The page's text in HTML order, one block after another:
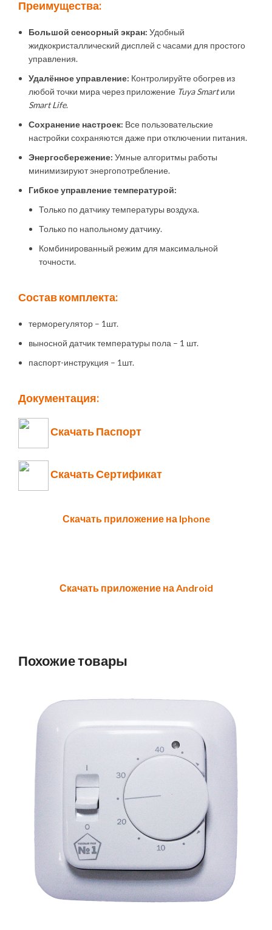
Преимущества:
Большой сенсорный экран: Удобный
жидкокристаллический дисплей с часами для простого
управления.
Удалённое управление: Контролируйте обогрев из
любой точки мира через приложение Tuya Smartили
Smart Life.
Сохранение настроек: Все пользовательские
настройки сохраняются даже при отключении питания.
Энергосбережение: Умные алгоритмы работы
минимизируют энергопотребление.
Гибкое управление температурой:
Только по датчику температуры воздуха.
Только по напольному датчику.
Комбинированный режим для максимальной
точности.
Состав комплекта:
терморегулятор – 1шт.
выносной датчик температуры пола – 1 шт.
паспорт-инструкция – 1шт.
Документация:
Скачать Паспорт
Скачать Сертификат
Скачать приложение на Iphone
Скачать приложение на Android
Похожие товары